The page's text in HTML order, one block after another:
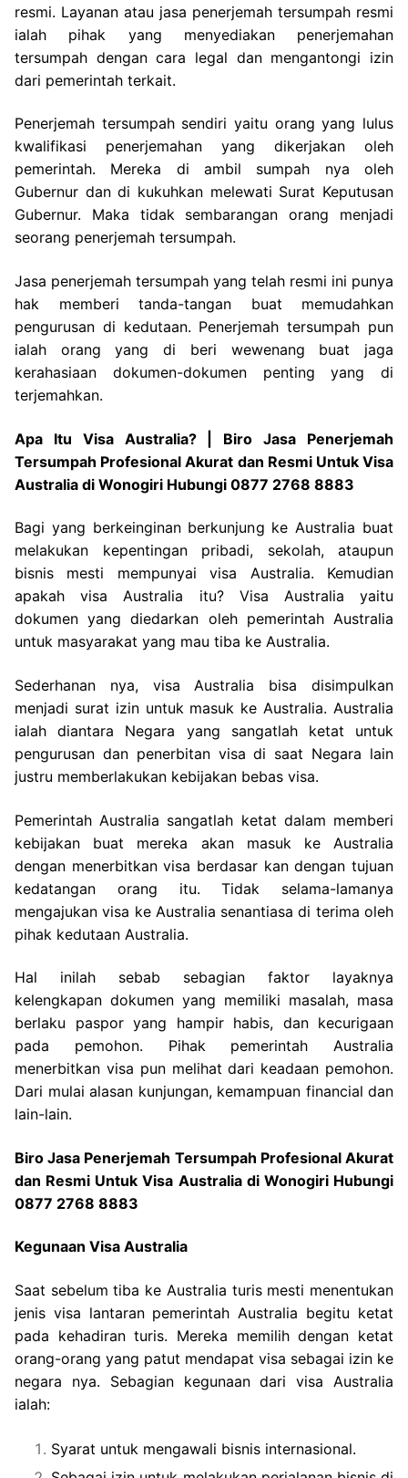
resmi. Layanan atau jasa penerjemah tersumpah resmi
ialah pihak yang menyediakan penerjemahan
tersumpah dengan cara legal dan mengantongi izin
dari pemerintah terkait.
Penerjemah tersumpah sendiri yaitu orang yang lulus
kwalifikasi penerjemahan yang dikerjakan oleh
pemerintah. Mereka di ambil sumpah nya oleh
Gubernur dan di kukuhkan melewati Surat Keputusan
Gubernur. Maka tidak sembarangan orang menjadi
seorang penerjemah tersumpah.
Jasa penerjemah tersumpah yang telah resmi ini punya
hak memberi tanda-tangan buat memudahkan
pengurusan di kedutaan. Penerjemah tersumpah pun
ialah orang yang di beri wewenang buat jaga
kerahasiaan dokumen-dokumen penting yang di
terjemahkan.
Apa Itu Visa Australia? | Biro Jasa Penerjemah
Tersumpah Profesional Akurat dan Resmi Untuk Visa
Australia di Wonogiri Hubungi 0877 2768 8883
Bagi yang berkeinginan berkunjung ke Australia buat
melakukan kepentingan pribadi, sekolah, ataupun
bisnis mesti mempunyai visa Australia. Kemudian
apakah visa Australia itu? Visa Australia yaitu
dokumen yang diedarkan oleh pemerintah Australia
untuk masyarakat yang mau tiba ke Australia.
Sederhanan nya, visa Australia bisa disimpulkan
menjadi surat izin untuk masuk ke Australia. Australia
ialah diantara Negara yang sangatlah ketat untuk
pengurusan dan penerbitan visa di saat Negara lain
justru memberlakukan kebijakan bebas visa.
Pemerintah Australia sangatlah ketat dalam memberi
kebijakan buat mereka akan masuk ke Australia
dengan menerbitkan visa berdasar kan dengan tujuan
kedatangan orang itu. Tidak selama-lamanya
mengajukan visa ke Australia senantiasa di terima oleh
pihak kedutaan Australia.
Hal inilah sebab sebagian faktor layaknya
kelengkapan dokumen yang memiliki masalah, masa
berlaku paspor yang hampir habis, dan kecurigaan
pada pemohon. Pihak pemerintah Australia
menerbitkan visa pun melihat dari keadaan pemohon.
Dari mulai alasan kunjungan, kemampuan financial dan
lain-lain.
Biro Jasa Penerjemah Tersumpah Profesional Akurat
dan Resmi Untuk Visa Australia di Wonogiri Hubungi
0877 2768 8883
Kegunaan Visa Australia
Saat sebelum tiba ke Australia turis mesti menentukan
jenis visa lantaran pemerintah Australia begitu ketat
pada kehadiran turis. Mereka memilih dengan ketat
orang-orang yang patut mendapat visa sebagai izin ke
negara nya. Sebagian kegunaan dari visa Australia
ialah:
Syarat untuk mengawali bisnis internasional.